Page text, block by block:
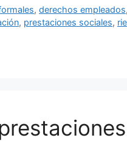
,derechos empleados
, prestaciones sociales,